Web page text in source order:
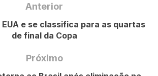
Anterior
e se classifica para as quartas
de final da Copa
Próximo